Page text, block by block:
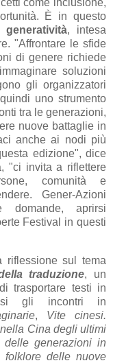
È in questo
generatività, intesa
"Affrontare le sfide
di genere richiede
soluzioni
gli organizzatori
uno strumento
tra le generazioni,
nuove battaglie in
anche ai nodi più
edizione", dice
"ci invita a riflettere
comunità e
Gener-Azioni
domande, aprirsi
Festival in questi
sul tema
traduzione, un
trasportare testi in
gli incontri in
, Vite cinesi.
Cina degli ultimi
generazioni in
delle nuove